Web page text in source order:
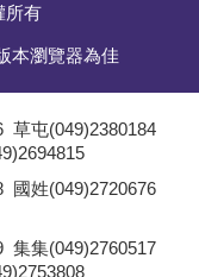
所有
本瀏覽器為佳
草屯(049)2380184
國姓(049)2720676
集集(049)2760517